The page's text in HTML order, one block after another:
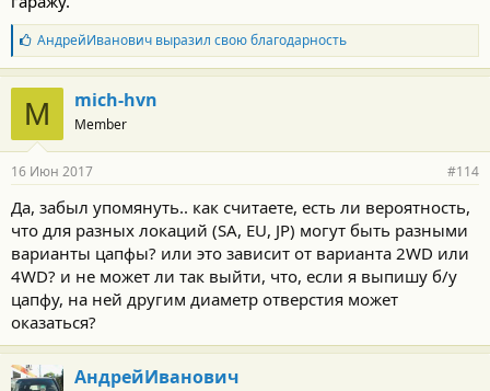
Б
л
а
г
о
д
а
н
с
т
и
АндрейИвановичвыразил свою благодарность
M mich-hvn
Member
16 Июн 2017 #114
Да, забыл упомянуть.. как считаете, есть ли вероятность,
что для разных локаций (SA, EU, JP) могут быть разными
варианты цапфы? или это зависит от варианта 2WD или
4WD? и не может ли так выйти, что, если я выпишу б/у
цапфу, на ней другим диаметр отверстия может
оказаться?
АндрейИванович